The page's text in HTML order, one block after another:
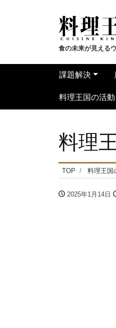
食の未来が見える
課題解決
料理王国の活
料理
TOP 料理王国
2025年1月14日